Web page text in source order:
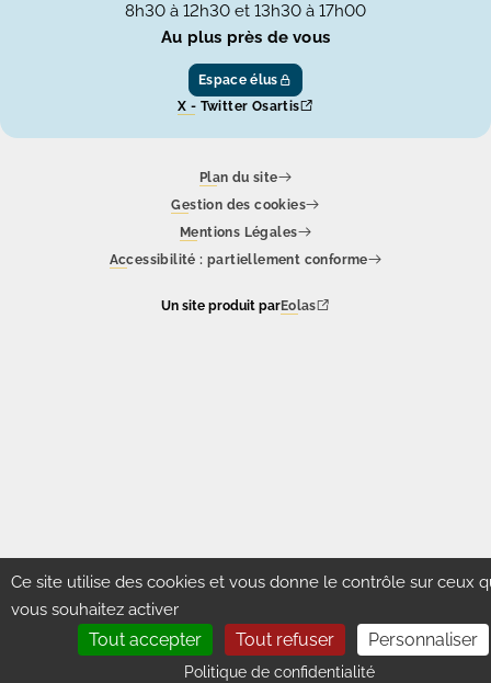
Ce site utilise des cookies et vous donne le contrôle sur ceux
vous souhaitez activer
Tout accepter Tout refuser Personnaliser
Politique de confidentialité
8h30 à 12h30 et 13h30 à 17h00
Au plus près de vous
Espace élus
X - Twitter Osartis
Plan du site
Gestion des cookies
Mentions Légales
Accessibilité : partiellement conforme
Un site produit parEolas